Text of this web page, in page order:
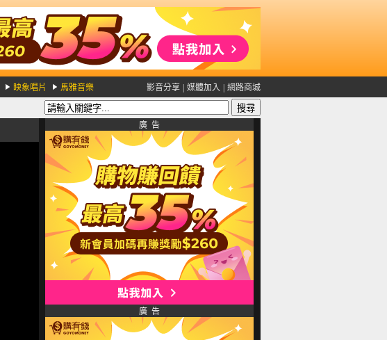
映象唱片 馬雅音樂 影音分享 媒體加入 網路商城
廣 告
廣 告